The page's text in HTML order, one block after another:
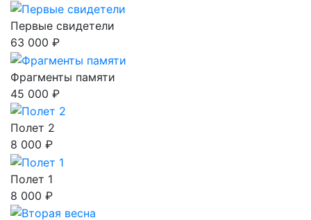
Первые свидетели
63 000 ₽
Фрагменты памяти
45 000 ₽
Полет 2
8 000 ₽
Полет 1
8 000 ₽